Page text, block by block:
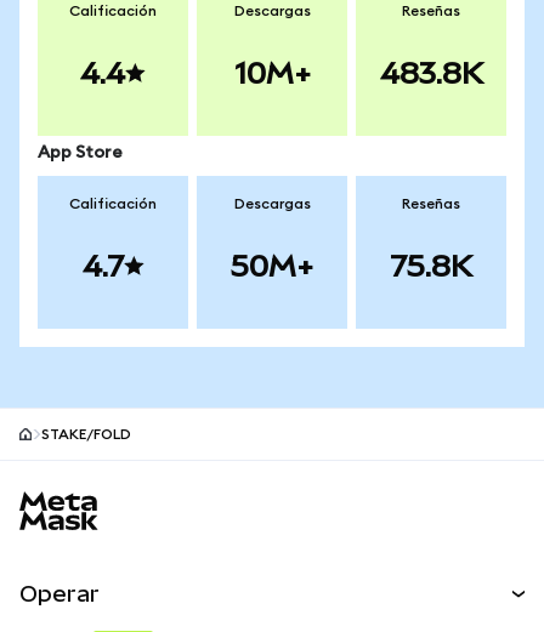
Calificación
4.4
Descargas
10M+
Reseñas
483.8K
App Store
Calificación
4.7
Descargas
50M+
Reseñas
75.8K
STAKE/FOLD
Operar